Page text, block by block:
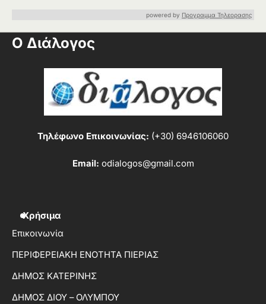
powered by Προγραμμα Τηλεορασης
Ο Διάλογος
Τηλέφωνο Επικοινωνίας: (+30) 6946106060
Email: odialogos@gmail.com
Χρήσιμα
Επικοινωνία
ΠΕΡΙΦΕΡΕΙΑΚΗ ΕΝΟΤΗΤΑ ΠΙΕΡΙΑΣ
ΔΗΜΟΣ ΚΑΤΕΡΙΝΗΣ
ΔΗΜΟΣ ΔΙΟΥ – ΟΛΥΜΠΟΥ